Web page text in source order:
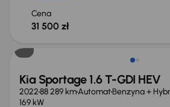
Cena
31 500 zł
Możliwość odliczenia VAT
Kia Sportage 1.6 T-GDI HEV
202288 289 kmAutomatBenzyna +
169 kW